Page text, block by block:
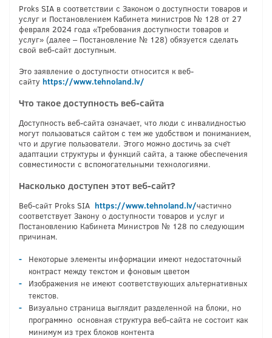
Proks SIA в соответствии с Законом о доступности товаров и
услуг и Постановлением Кабинета министров № 128 от 27
февраля 2024 года «Требования доступности товаров и
услуг» (далее – Постановление № 128) обязуется сделать
свой веб-сайт доступным.
Это заявление о доступности относится к веб-
сайту https://www.tehnoland.lv/
Что такое доступность веб-сайта
Доступность веб-сайта означает, что люди с инвалидностью
могут пользоваться сайтом с тем же удобством и пониманием,
что и другие пользователи. Этого можно достичь за счёт
адаптации структуры и функций сайта, а также обеспечения
совместимости с вспомогательными технологиями.
Насколько доступен этот веб-сайт?
Веб-сайт Proks SIA https://www.tehnoland.lv/частично
соответствует Закону о доступности товаров и услуг и
Постановлению Кабинета Министров № 128 по следующим
причинам.
Некоторые элементы информации имеют недостаточный
контраст между текстом и фоновым цветом
Изображения не имеют соответствующих альтернативных
текстов.
Визуально страница выглядит разделенной на блоки, но
программно основная структура веб-сайта не состоит как
минимум из трех блоков контента